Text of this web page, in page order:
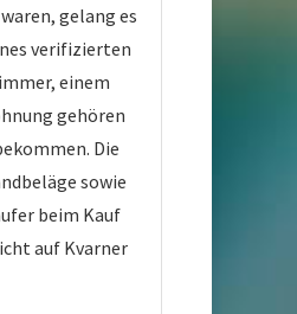
gelang es
verifizierten
einem
gehören
Die
sowie
beim Kauf
auf Kvarner